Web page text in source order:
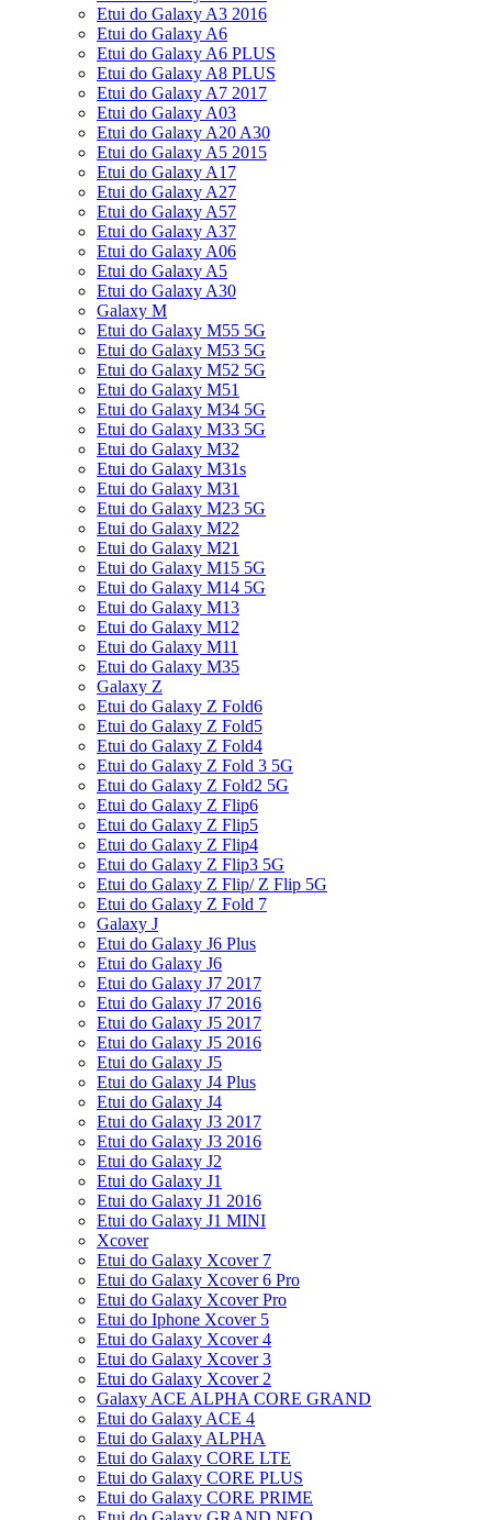
Etui do Galaxy A3 2016
Etui do Galaxy A6
Etui do Galaxy A6 PLUS
Etui do Galaxy A8 PLUS
Etui do Galaxy A7 2017
Etui do Galaxy A03
Etui do Galaxy A20 A30
Etui do Galaxy A5 2015
Etui do Galaxy A17
Etui do Galaxy A27
Etui do Galaxy A57
Etui do Galaxy A37
Etui do Galaxy A06
Etui do Galaxy A5
Etui do Galaxy A30
Galaxy M
Etui do Galaxy M55 5G
Etui do Galaxy M53 5G
Etui do Galaxy M52 5G
Etui do Galaxy M51
Etui do Galaxy M34 5G
Etui do Galaxy M33 5G
Etui do Galaxy M32
Etui do Galaxy M31s
Etui do Galaxy M31
Etui do Galaxy M23 5G
Etui do Galaxy M22
Etui do Galaxy M21
Etui do Galaxy M15 5G
Etui do Galaxy M14 5G
Etui do Galaxy M13
Etui do Galaxy M12
Etui do Galaxy M11
Etui do Galaxy M35
Galaxy Z
Etui do Galaxy Z Fold6
Etui do Galaxy Z Fold5
Etui do Galaxy Z Fold4
Etui do Galaxy Z Fold 3 5G
Etui do Galaxy Z Fold2 5G
Etui do Galaxy Z Flip6
Etui do Galaxy Z Flip5
Etui do Galaxy Z Flip4
Etui do Galaxy Z Flip3 5G
Etui do Galaxy Z Flip/ Z Flip 5G
Etui do Galaxy Z Fold 7
Galaxy J
Etui do Galaxy J6 Plus
Etui do Galaxy J6
Etui do Galaxy J7 2017
Etui do Galaxy J7 2016
Etui do Galaxy J5 2017
Etui do Galaxy J5 2016
Etui do Galaxy J5
Etui do Galaxy J4 Plus
Etui do Galaxy J4
Etui do Galaxy J3 2017
Etui do Galaxy J3 2016
Etui do Galaxy J2
Etui do Galaxy J1
Etui do Galaxy J1 2016
Etui do Galaxy J1 MINI
Xcover
Etui do Galaxy Xcover 7
Etui do Galaxy Xcover 6 Pro
Etui do Galaxy Xcover Pro
Etui do Iphone Xcover 5
Etui do Galaxy Xcover 4
Etui do Galaxy Xcover 3
Etui do Galaxy Xcover 2
Galaxy ACE ALPHA CORE GRAND
Etui do Galaxy ACE 4
Etui do Galaxy ALPHA
Etui do Galaxy CORE LTE
Etui do Galaxy CORE PLUS
Etui do Galaxy CORE PRIME